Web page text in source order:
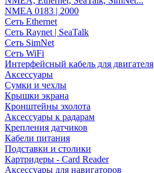
NMEA 0183 | 2000
Сеть Ethernet
Сеть Raynet | SeaTalk
Сеть SimNet
Сеть WiFi
Интерфейсный кабель для двигателя
Аксессуары
Сумки и чехлы
Крышки экрана
Кронштейны эхолота
Аксессуары к радарам
Крепления датчиков
Кабели питания
Подставки и столики
Картридеры - Card Reader
Аксессуары для навигаторов